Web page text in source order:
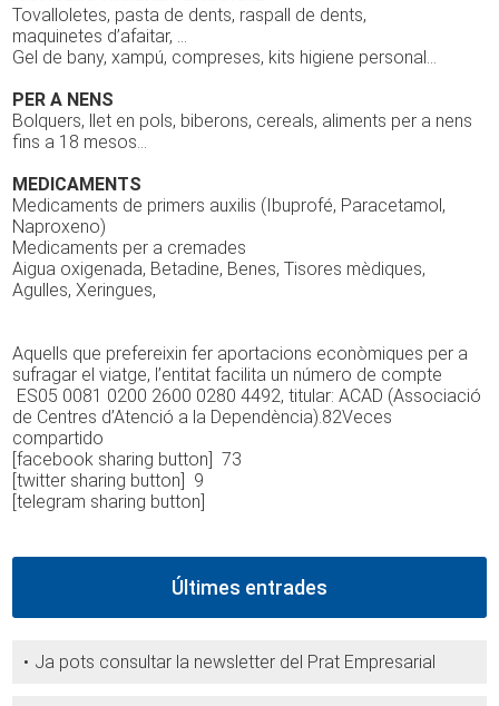
Tovalloletes, pasta de dents, raspall de dents,
maquinetes d’afaitar, …
Gel de bany, xampú, compreses, kits higiene personal…
PER A NENS
Bolquers, llet en pols, biberons, cereals, aliments per a nens
fins a 18 mesos…
MEDICAMENTS
Medicaments de primers auxilis (Ibuprofé, Paracetamol,
Naproxeno)
Medicaments per a cremades
Aigua oxigenada, Betadine, Benes, Tisores mèdiques,
Agulles, Xeringues,
Aquells que prefereixin fer aportacions econòmiques per a
sufragar el viatge, l’entitat facilita un número de compte
ES05 0081 0200 2600 0280 4492, titular: ACAD (Associació
de Centres d’Atenció a la Dependència).82Veces
compartido
[facebook sharing button] 73
[twitter sharing button] 9
[telegram sharing button]
Últimes entrades
Ja pots consultar la newsletter del Prat Empresarial